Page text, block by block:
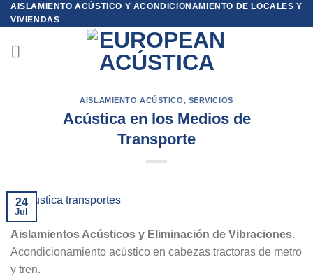
Skip
to
content
AISLAMIENTO ACÚSTICO Y ACONDICIONAMIENTO DE LOCALES Y
VIVIENDAS
AISLAMIENTO ACÚSTICO, SERVICIOS
Acústica en los Medios de
Transporte
24
Jul
Aislamientos Acústicos y Eliminación de Vibraciones.
Acondicionamiento acústico en cabezas tractoras de metro
y tren.